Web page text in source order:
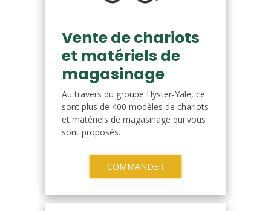
Vente de chariots
et matériels de
magasinage
Au travers du groupe Hyster-Yale, ce
sont plus de 400 modèles de chariots
et matériels de magasinage qui vous
sont proposés.
COMMANDER